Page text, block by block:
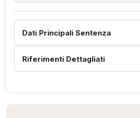
Dati Principali Sentenza
Riferimenti Dettagliati